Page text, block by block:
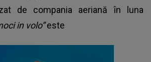
de compania aeriană în luna
in volo”este